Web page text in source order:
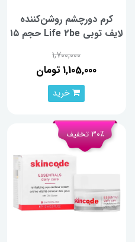
کرم دورچشم روشن‌کننده
لایف توبی Life 2be حجم ۱۵
1,700,000
1,105,000 تومان
خرید
30٪ تخفیف